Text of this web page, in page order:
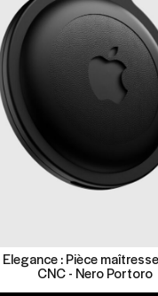
: Pièce
CNC - Nero Portoro